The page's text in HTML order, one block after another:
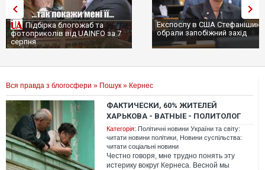
Підбірка блогожаб та
фотоприколів від UAINFO за 7
серпня
Експослу в США
обрали запобіжний захід
Вся правда з блогосфери » Пошук » Кернес
ФАКТИЧЕСКИ, 60% ЖИТЕЛЕЙ
ХАРЬКОВА - ВАТНЫЕ - ПОЛИТОЛОГ
Категорія: Політичні новини України та світу:
читати новини політики Новини суспільства:
читати соціальні новини
Честно говоря, мне трудно понять эту
истерику вокруг Кернеса. Весной мы